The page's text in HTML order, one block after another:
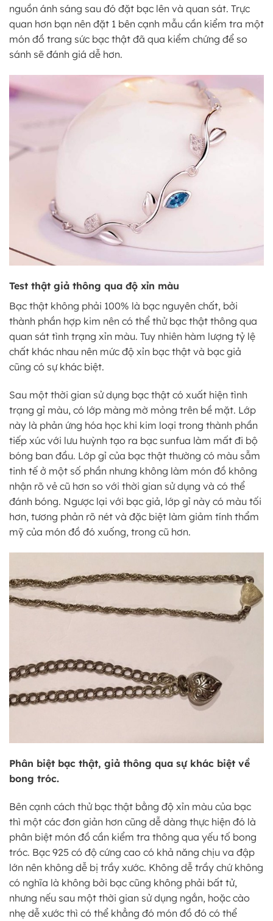
nguồn ánh sáng sau đó đặt bạc lên và quan sát. Trực
quan hơn bạn nên đặt 1 bên cạnh mẫu cần kiểm tra một
món đồ trang sức bạc thật đã qua kiểm chứng để so
sánh sẽ đánh giá dễ hơn.
Test thật giả thông qua độ xỉn màu
Bạc thật không phải 100% là bạc nguyên chất, bởi
thành phần hợp kim nên có thể thử bạc thật thông qua
quan sát tình trạng xỉn màu. Tuy nhiên hàm lượng tỷ lệ
chất khác nhau nên mức độ xỉn bạc thật và bạc giả
cũng có sự khác biệt.
Sau một thời gian sử dụng bạc thật có xuất hiện tình
trạng gỉ màu, có lớp màng mờ mỏng trên bề mặt. Lớp
này là phản ứng hóa học khi kim loại trong thành phần
tiếp xúc với lưu huỳnh tạo ra bạc sunfua làm mất đi bộ
bóng ban đầu. Lớp gỉ của bạc thật thường có màu sẫm
tinh tế ở một số phần nhưng không làm món đồ không
nhận rõ vẻ cũ hơn so với thời gian sử dụng và có thể
đánh bóng. Ngược lại với bạc giả, lớp gỉ này có màu tối
hơn, tương phản rõ nét và đặc biệt làm giảm tính thẩm
mỹ của món đồ đó xuống, trong cũ hơn.
Phân biệt bạc thật, giả thông qua sự khác biệt về
bong tróc.
Bên cạnh cách thử bạc thật bằng độ xỉn màu của bạc
thì một các đơn giản hơn cũng dễ dàng thực hiện đó là
phân biệt món đồ cần kiểm tra thông qua yếu tố bong
tróc. Bạc 925 có độ cứng cao có khả năng chịu va đập
lớn nên không dễ bị trầy xước. Không dễ trầy chứ không
có nghĩa là không bởi bạc cũng không phải bất tử,
nhưng nếu sau một thời gian sử dụng ngắn, hoặc cào
nhẹ dễ xước thì có thể khẳng đó món đồ đó có thể